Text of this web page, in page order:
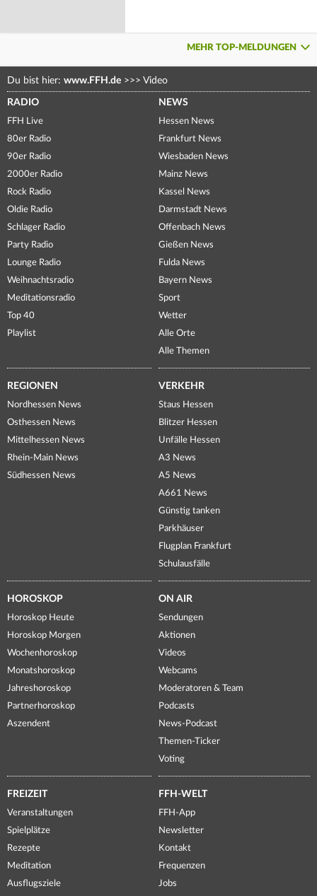
MEHR TOP-MELDUNGEN
Du bist hier: www.FFH.de >>> Video
RADIO
FFH Live
80er Radio
90er Radio
2000er Radio
Rock Radio
Oldie Radio
Schlager Radio
Party Radio
Lounge Radio
Weihnachtsradio
Meditationsradio
Top 40
Playlist
NEWS
Hessen News
Frankfurt News
Wiesbaden News
Mainz News
Kassel News
Darmstadt News
Offenbach News
Gießen News
Fulda News
Bayern News
Sport
Wetter
Alle Orte
Alle Themen
REGIONEN
Nordhessen News
Osthessen News
Mittelhessen News
Rhein-Main News
Südhessen News
VERKEHR
Staus Hessen
Blitzer Hessen
Unfälle Hessen
A3 News
A5 News
A661 News
Günstig tanken
Parkhäuser
Flugplan Frankfurt
Schulausfälle
HOROSKOP
Horoskop Heute
Horoskop Morgen
Wochenhoroskop
Monatshoroskop
Jahreshoroskop
Partnerhoroskop
Aszendent
ON AIR
Sendungen
Aktionen
Videos
Webcams
Moderatoren & Team
Podcasts
News-Podcast
Themen-Ticker
Voting
FREIZEIT
Veranstaltungen
Spielplätze
Rezepte
Meditation
Ausflugsziele
FFH-WELT
FFH-App
Newsletter
Kontakt
Frequenzen
Jobs